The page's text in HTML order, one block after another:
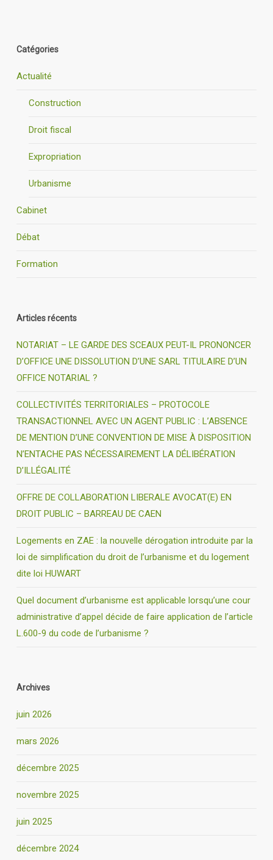
Catégories
Actualité
Construction
Droit fiscal
Expropriation
Urbanisme
Cabinet
Débat
Formation
Articles récents
NOTARIAT – LE GARDE DES SCEAUX PEUT-IL PRONONCER
D’OFFICE UNE DISSOLUTION D’UNE SARL TITULAIRE D’UN
OFFICE NOTARIAL ?
COLLECTIVITÉS TERRITORIALES – PROTOCOLE
TRANSACTIONNEL AVEC UN AGENT PUBLIC : L’ABSENCE
DE MENTION D’UNE CONVENTION DE MISE À DISPOSITION
N’ENTACHE PAS NÉCESSAIREMENT LA DÉLIBÉRATION
D’ILLÉGALITÉ
OFFRE DE COLLABORATION LIBERALE AVOCAT(E) EN
DROIT PUBLIC – BARREAU DE CAEN
Logements en ZAE : la nouvelle dérogation introduite par la
loi de simplification du droit de l’urbanisme et du logement
dite loi HUWART
Quel document d’urbanisme est applicable lorsqu’une cour
administrative d’appel décide de faire application de l’article
L.600-9 du code de l’urbanisme ?
Archives
juin 2026
mars 2026
décembre 2025
novembre 2025
juin 2025
décembre 2024